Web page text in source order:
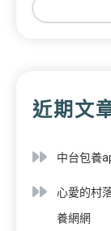
近期文
中台包養
心愛的村
養網網